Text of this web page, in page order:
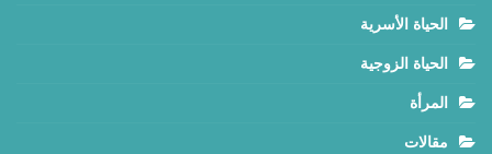
الحياة الأسرية
الحياة الزوجية
المرأة
مقالات